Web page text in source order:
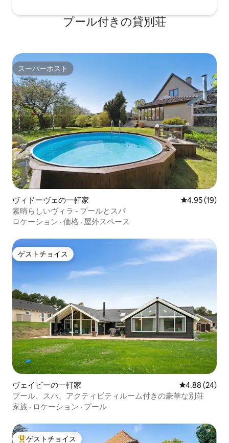
プール付きの貸別荘
スーパーホスト
スーパーホスト
ヴィドーヴェの一軒家 レビュー19
4.95 (19)
素晴らしいヴィラ - プールとスパ
ロケーション · 価格 · 屋外スペース
ゲストチョイス
ゲストチョイス
ヴェイビーの一軒家 レビュー24
4.88 (24)
プール、スパ、アクティビティルーム付きの豪華な別荘
家族 · ロケーション · プール
ゲストチョイス